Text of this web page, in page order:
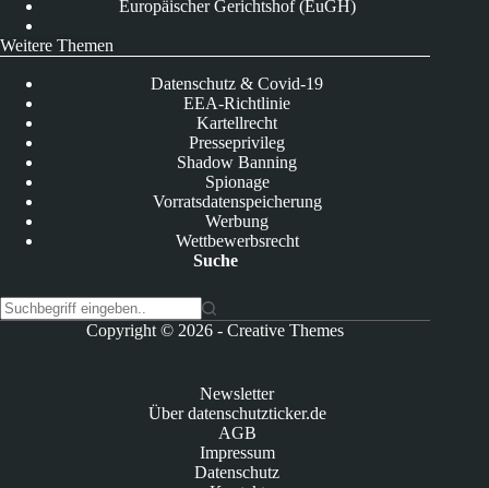
Europäischer Gerichtshof (EuGH)
Weitere Themen
Datenschutz & Covid-19
EEA-Richtlinie
Kartellrecht
Presseprivileg
Shadow Banning
Spionage
Vorratsdatenspeicherung
Werbung
Wettbewerbsrecht
Suche
Copyright © 2026 -Creative Themes
Newsletter
Über datenschutzticker.de
AGB
Impressum
Datenschutz